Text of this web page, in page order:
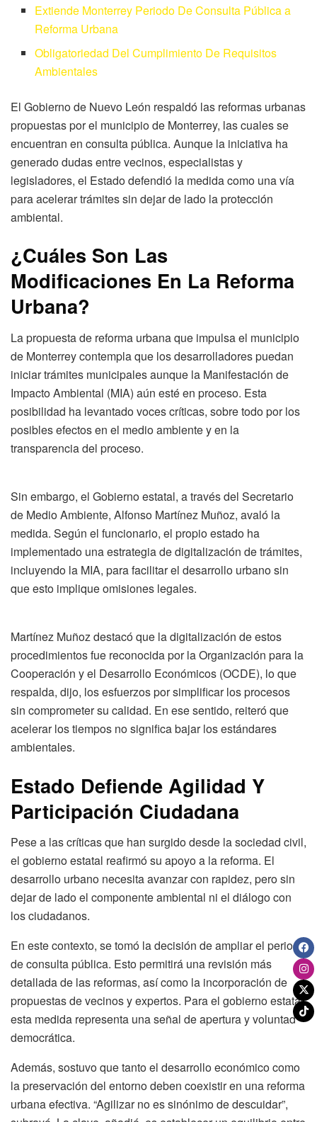
Extiende Monterrey Periodo De Consulta Pública a
Reforma Urbana
Obligatoriedad Del Cumplimiento De Requisitos
Ambientales
El Gobierno de Nuevo León respaldó las reformas urbanas
propuestas por el municipio de Monterrey, las cuales se
encuentran en consulta pública. Aunque la iniciativa ha
generado dudas entre vecinos, especialistas y
legisladores, el Estado defendió la medida como una vía
para acelerar trámites sin dejar de lado la protección
ambiental.
¿Cuáles Son Las
Modificaciones En La Reforma
Urbana?
La propuesta de reforma urbana que impulsa el municipio
de Monterrey contempla que los desarrolladores puedan
iniciar trámites municipales aunque la Manifestación de
Impacto Ambiental (MIA) aún esté en proceso. Esta
posibilidad ha levantado voces críticas, sobre todo por los
posibles efectos en el medio ambiente y en la
transparencia del proceso.
Sin embargo, el Gobierno estatal, a través del Secretario
de Medio Ambiente, Alfonso Martínez Muñoz, avaló la
medida. Según el funcionario, el propio estado ha
implementado una estrategia de digitalización de trámites,
incluyendo la MIA, para facilitar el desarrollo urbano sin
que esto implique omisiones legales.
Martínez Muñoz destacó que la digitalización de estos
procedimientos fue reconocida por la Organización para la
Cooperación y el Desarrollo Económicos (OCDE), lo que
respalda, dijo, los esfuerzos por simplificar los procesos
sin comprometer su calidad. En ese sentido, reiteró que
acelerar los tiempos no significa bajar los estándares
ambientales.
Estado Defiende Agilidad Y
Participación Ciudadana
Pese a las críticas que han surgido desde la sociedad civil,
el gobierno estatal reafirmó su apoyo a la reforma. El
desarrollo urbano necesita avanzar con rapidez, pero sin
dejar de lado el componente ambiental ni el diálogo con
los ciudadanos.
En este contexto, se tomó la decisión de ampliar el periodo
de consulta pública. Esto permitirá una revisión más
detallada de las reformas, así como la incorporación de
propuestas de vecinos y expertos. Para el gobierno estatal,
esta medida representa una señal de apertura y voluntad
democrática.
Además, sostuvo que tanto el desarrollo económico como
la preservación del entorno deben coexistir en una reforma
urbana efectiva. “Agilizar no es sinónimo de descuidar”,